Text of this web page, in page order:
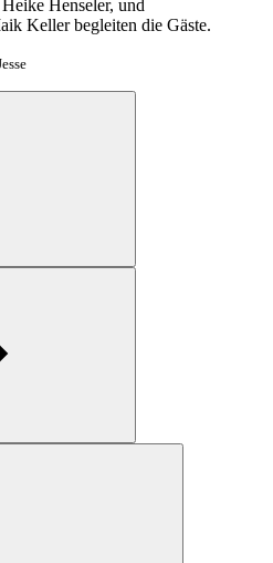
Henseler, und
Keller begleiten die Gäste.